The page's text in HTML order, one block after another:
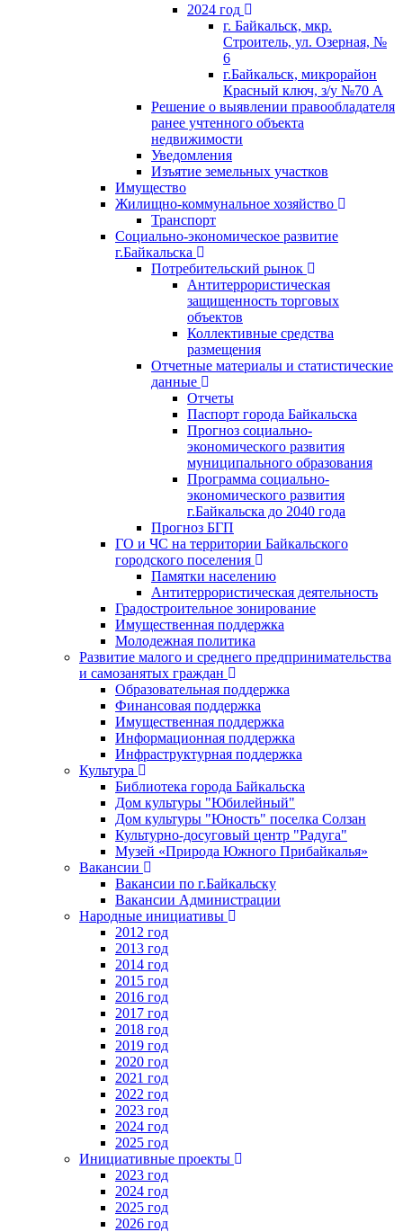
2024 год
г. Байкальск, мкр.
Строитель, ул. Озерная, №
6
г.Байкальск, микрорайон
Красный ключ, з/у №70 А
Решение о выявлении правообладателя
ранее учтенного объекта
недвижимости
Уведомления
Изъятие земельных участков
Имущество
Жилищно-коммунальное хозяйство
Транспорт
Социально-экономическое развитие
г.Байкальска
Потребительский рынок
Антитеррористическая
защищенность торговых
объектов
Коллективные средства
размещения
Отчетные материалы и статистические
данные
Отчеты
Паспорт города Байкальска
Прогноз социально-
экономического развития
муниципального образования
Программа социально-
экономического развития
г.Байкальска до 2040 года
Прогноз БГП
ГО и ЧС на территории Байкальского
городского поселения
Памятки населению
Антитеррористическая деятельность
Градостроительное зонирование
Имущественная поддержка
Молодежная политика
Развитие малого и среднего предпринимательства
и самозанятых граждан
Образовательная поддержка
Финансовая поддержка
Имущественная поддержка
Информационная поддержка
Инфраструктурная поддержка
Культура
Библиотека города Байкальска
Дом культуры "Юбилейный"
Дом культуры "Юность" поселка Солзан
Культурно-досуговый центр "Радуга"
Музей «Природа Южного Прибайкалья»
Вакансии
Вакансии по г.Байкальску
Вакансии Администрации
Народные инициативы
2012 год
2013 год
2014 год
2015 год
2016 год
2017 год
2018 год
2019 год
2020 год
2021 год
2022 год
2023 год
2024 год
2025 год
Инициативные проекты
2023 год
2024 год
2025 год
2026 год